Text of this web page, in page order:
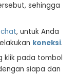
sehingga
chat, untuk Anda
koneksi.
klik pada tombol
siapa dan